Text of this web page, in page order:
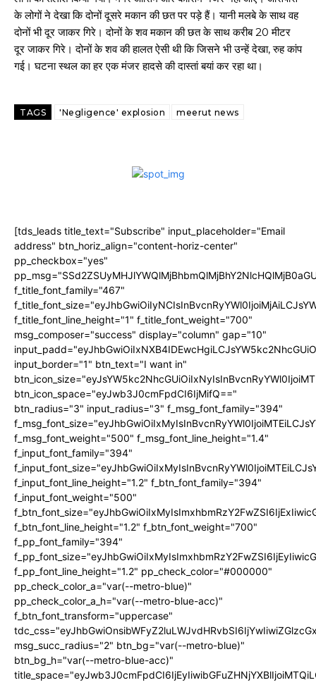
के लोगों ने देखा कि दोनों दूसरे मकान की छत पर पड़े हैं। यानी मलबे के साथ वह
दोनों भी दूर जाकर गिरे। दोनों के शव मकान की छत के साथ करीब 20 मीटर
दूर जाकर गिरे। दोनों के शव की हालत ऐसी थी कि जिसने भी उन्हें देखा, रुह कांप
गई। घटना स्थल का हर एक मंजर हादसे की दास्तां बयां कर रहा था।
TAGS 'Negligence' explosion meerut news
[tds_leads title_text="Subscribe" input_placeholder="Email
address" btn_horiz_align="content-horiz-center"
pp_checkbox="yes"
f_title_font_family="467"
f_title_font_line_height="1" f_title_font_weight="700"
msg_composer="success" display="column" gap="10"
input_border="1" btn_text="I want in"
btn_icon_space="eyJwb3J0cmFpdCI6IjMifQ=="
btn_radius="3" input_radius="3" f_msg_font_family="394"
f_msg_font_weight="500" f_msg_font_line_height="1.4"
f_input_font_family="394"
f_input_font_line_height="1.2" f_btn_font_family="394"
f_input_font_weight="500"
f_btn_font_line_height="1.2" f_btn_font_weight="700"
f_pp_font_family="394"
f_pp_font_line_height="1.2" pp_check_color="#000000"
pp_check_color_a="var(--metro-blue)"
pp_check_color_a_h="var(--metro-blue-acc)"
f_btn_font_transform="uppercase"
msg_succ_radius="2" btn_bg="var(--metro-blue)"
btn_bg_h="var(--metro-blue-acc)"